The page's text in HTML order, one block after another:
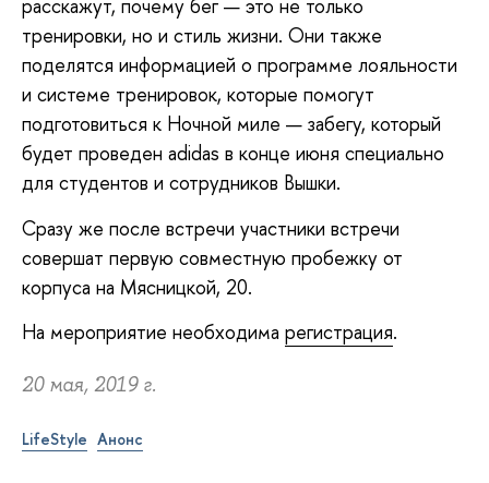
расскажут, почему бег — это не только
тренировки, но и стиль жизни. Они также
поделятся информацией о программе лояльности
и системе тренировок, которые помогут
подготовиться к Ночной миле — забегу, который
будет проведен adidas в конце июня специально
для студентов и сотрудников Вышки.
Сразу же после встречи участники встречи
совершат первую совместную пробежку от
корпуса на Мясницкой, 20.
На мероприятие необходима регистрация.
20 мая, 2019 г.
LifeStyle Анонс